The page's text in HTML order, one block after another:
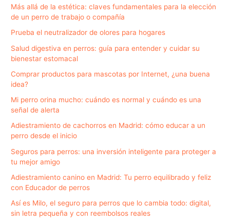
Más allá de la estética: claves fundamentales para la elección
de un perro de trabajo o compañía
Prueba el neutralizador de olores para hogares
Salud digestiva en perros: guía para entender y cuidar su
bienestar estomacal
Comprar productos para mascotas por Internet, ¿una buena
idea?
Mi perro orina mucho: cuándo es normal y cuándo es una
señal de alerta
Adiestramiento de cachorros en Madrid: cómo educar a un
perro desde el inicio
Seguros para perros: una inversión inteligente para proteger a
tu mejor amigo
Adiestramiento canino en Madrid: Tu perro equilibrado y feliz
con Educador de perros
Así es Milo, el seguro para perros que lo cambia todo: digital,
sin letra pequeña y con reembolsos reales